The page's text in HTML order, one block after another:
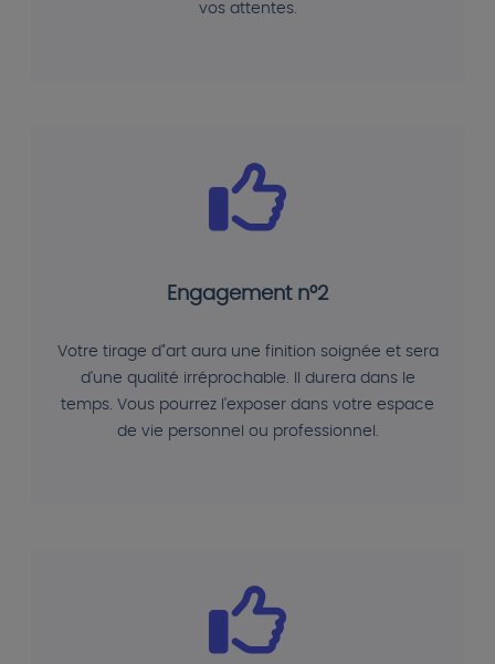
vos attentes.
Engagement n°2
Votre tirage d"art aura une finition soignée et sera
d'une qualité irréprochable. Il durera dans le
temps. Vous pourrez l'exposer dans votre espace
de vie personnel ou professionnel.